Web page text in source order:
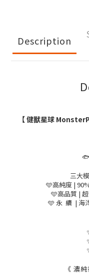
Description
【 健獸星球
三大
🩵高純度 |
🩵高品質 |
🩵 永 續 | 海
《 濃